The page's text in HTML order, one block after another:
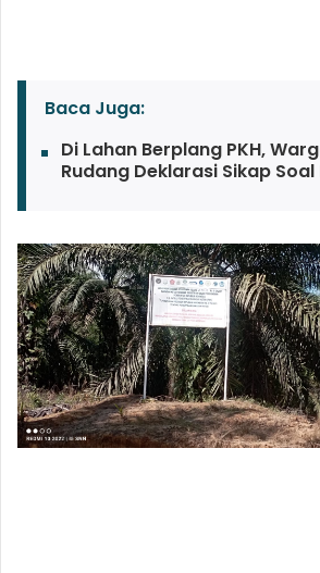
Baca Juga:
Di Lahan Berplang PKH,
Rudang Deklarasi Sikap